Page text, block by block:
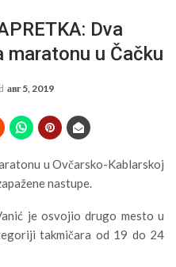
Dva
maratonu u Čačku
авг 5, 2019
u Ovčarsko-Kablarskoj
nastupe.
je osvojio drugo mesto u
takmičara od 19 do 24